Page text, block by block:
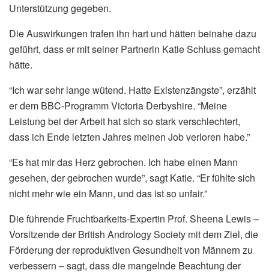
Unterstützung gegeben.
Die Auswirkungen trafen ihn hart und hätten beinahe dazu
geführt, dass er mit seiner Partnerin Katie Schluss gemacht
hätte.
“Ich war sehr lange wütend. Hatte Existenzängste”, erzählt
er dem BBC-Programm Victoria Derbyshire. “Meine
Leistung bei der Arbeit hat sich so stark verschlechtert,
dass ich Ende letzten Jahres meinen Job verloren habe.”
“Es hat mir das Herz gebrochen. Ich habe einen Mann
gesehen, der gebrochen wurde”, sagt Katie. “Er fühlte sich
nicht mehr wie ein Mann, und das ist so unfair.”
Die führende Fruchtbarkeits-Expertin Prof. Sheena Lewis –
Vorsitzende der British Andrology Society mit dem Ziel, die
Förderung der reproduktiven Gesundheit von Männern zu
verbessern – sagt, dass die mangelnde Beachtung der